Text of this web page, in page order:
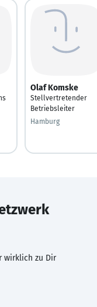
Olaf Komske
Stellvertretender
Betriebsleiter
Hamburg
wirklich zu Dir